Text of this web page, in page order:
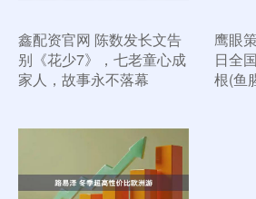
鑫配资官网 陈数发长文告
别《花少7》，七老童心成
家人，故事永不落幕
鹰眼
日全
根(鱼